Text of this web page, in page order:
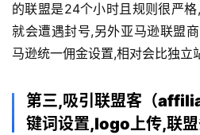
的联盟是24个小时且规则很严
就会遭遇封号,另外亚马逊联盟
马逊统一佣金设置,相对会比独立
第三,吸引联盟客（
键词设置,logo上传,联